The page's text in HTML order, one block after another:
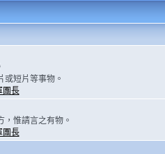
或短片等事物。
團長
，惟請言之有物。
團長